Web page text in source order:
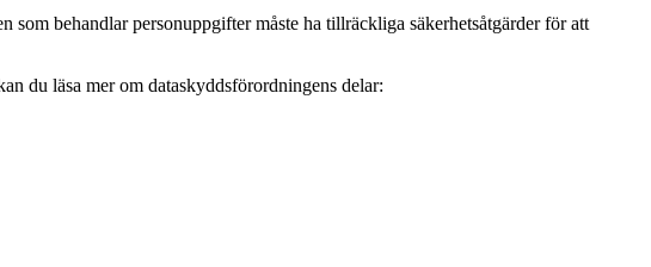
behandlar personuppgifter måste ha tillräckliga säkerhetsåtgärder för att
du läsa mer om dataskyddsförordningens delar: